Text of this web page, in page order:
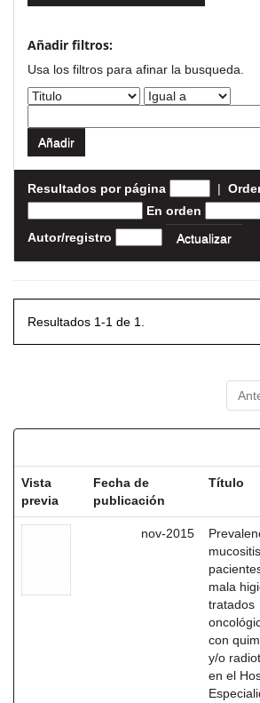
Añadir filtros:
Usa los filtros para afinar la busqueda.
Resultados por página |
En orden
Autor/registro
Resultados 1-1 de 1.
Vista
previa
Fecha de
publicación
Título
nov-2015
mala
tratados
con
y/o
en el